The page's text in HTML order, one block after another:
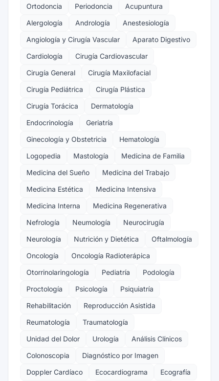
Ortodoncia
Periodoncia
Acupuntura
Alergología
Andrología
Anestesiología
Angiología y Cirugía Vascular
Aparato Digestivo
Cardiología
Cirugía Cardiovascular
Cirugía General
Cirugía Maxilofacial
Cirugía Pediátrica
Cirugía Plástica
Cirugía Torácica
Dermatología
Endocrinología
Geriatría
Ginecología y Obstetricia
Hematología
Logopedia
Mastología
Medicina de Familia
Medicina del Sueño
Medicina del Trabajo
Medicina Estética
Medicina Intensiva
Medicina Interna
Medicina Regenerativa
Nefrología
Neumología
Neurocirugía
Neurología
Nutrición y Dietética
Oftalmología
Oncología
Oncología Radioterápica
Otorrinolaringología
Pediatría
Podología
Proctología
Psicología
Psiquiatría
Rehabilitación
Reproducción Asistida
Reumatología
Traumatología
Unidad del Dolor
Urología
Análisis Clínicos
Colonoscopia
Diagnóstico por Imagen
Doppler Cardíaco
Ecocardiograma
Ecografía